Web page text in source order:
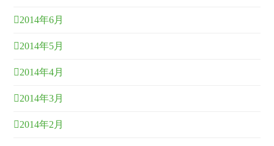
2014年6月
2014年5月
2014年4月
2014年3月
2014年2月